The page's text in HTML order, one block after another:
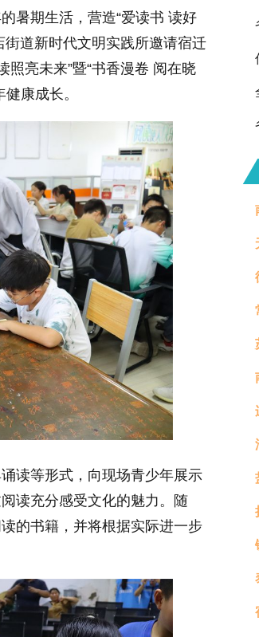
暑期生活，营造“爱读书 读好
道新时代文明实践所邀请宿迁
照亮未来”暨“书香漫卷 阅在晓
康成长。
读等形式，向现场青少年展示
读充分感受文化的魅力。随
的书籍，并将根据实际进一步